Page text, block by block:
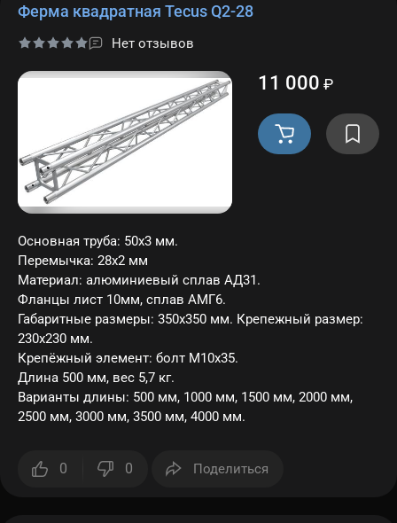
Ферма квадратная Tecus Q2-28
Нет отзывов
11 000 ₽
Основная труба: 50х3 мм.
Перемычка: 28х2 мм
Материал: алюминиевый сплав АД31.
Фланцы лист 10мм, сплав АМГ6.
Габаритные размеры: 350х350 мм. Крепежный размер:
230х230 мм.
Крепёжный элемент: болт M10x35.
Длина 500 мм, вес 5,7 кг.
Варианты длины: 500 мм, 1000 мм, 1500 мм, 2000 мм,
2500 мм, 3000 мм, 3500 мм, 4000 мм.
0 0 Поделиться